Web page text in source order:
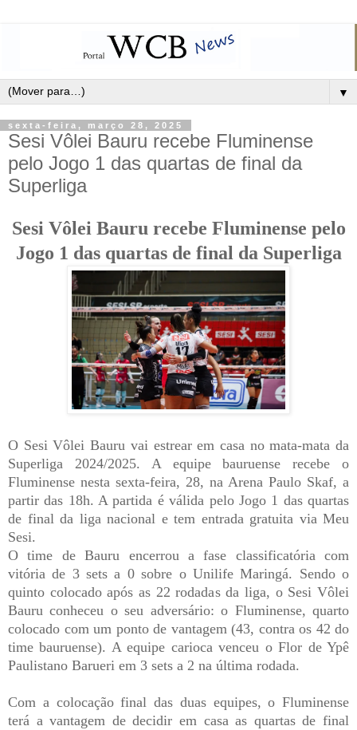
▼
sexta-feira, março 28, 2025
Sesi Vôlei Bauru recebe Fluminense
pelo Jogo 1 das quartas de final da
Superliga
Sesi Vôlei Bauru recebe Fluminense pelo
Jogo 1 das quartas de final da Superliga
O Sesi Vôlei Bauru vai estrear em casa no mata-mata da
Superliga 2024/2025. A equipe bauruense recebe o
Fluminense nesta sexta-feira, 28, na Arena Paulo Skaf, a
partir das 18h. A partida é válida pelo Jogo 1 das quartas
de final da liga nacional e tem entrada gratuita via Meu
Sesi.
O time de Bauru encerrou a fase classificatória com
vitória de 3 sets a 0 sobre o Unilife Maringá. Sendo o
quinto colocado após as 22 rodadas da liga, o Sesi Vôlei
Bauru conheceu o seu adversário: o Fluminense, quarto
colocado com um ponto de vantagem (43, contra os 42 do
time bauruense). A equipe carioca venceu o Flor de Ypê
Paulistano Barueri em 3 sets a 2 na última rodada.
Com a colocação final das duas equipes, o Fluminense
terá a vantagem de decidir em casa as quartas de final